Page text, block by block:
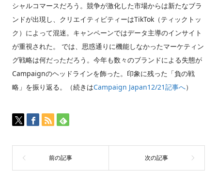
シャルコマースだろう。競争が激化した市場からは新たなブラ
ンドが出現し、クリエイティビティーはTikTok（ティックトッ
ク）によって混迷。キャンペーンではデータ主導のインサイト
が重視された。 では、思惑通りに機能しなかったマーケティン
グ戦略は何だっただろう。今年も数々のブランドによる失態が
Campaignのヘッドラインを飾った。印象に残った「負の戦
略」を振り返る。（続きはCampaign Japan12/21記事へ）